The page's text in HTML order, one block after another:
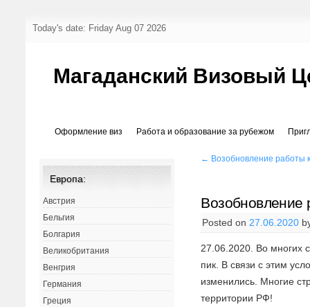
Today's date: Friday Aug 07 2026
Магаданский Визовый
Оформление виз Работа и образование за рубежом
← Возобновление работы
Возобновление
Posted on 27.06.2020
27.06.2020. Во многих
пик. В связи с этим
изменились. Многие
территории РФ!
Европа:
Австрия
Бельгия
Болгария
Великобритания
Венгрия
Германия
Греция